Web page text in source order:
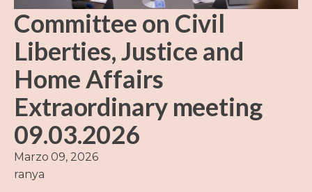
Committee on Civil
Liberties, Justice and
Home Affairs
Extraordinary meeting
09.03.2026
Marzo 09, 2026
ranya